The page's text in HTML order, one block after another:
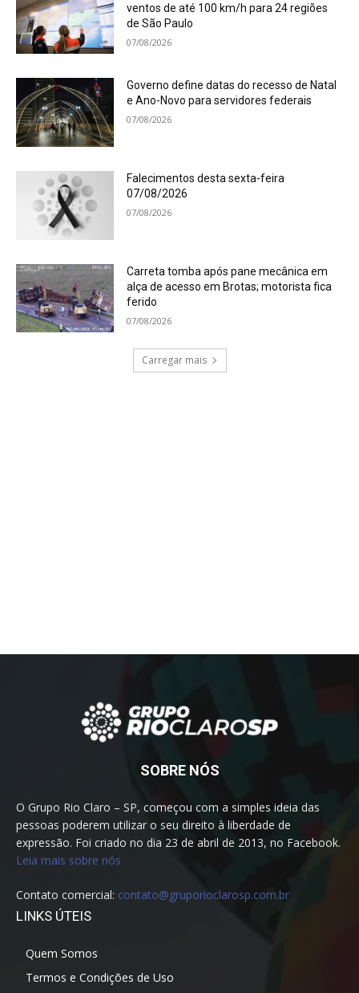
ventos de até 100 km/h para 24 regiões
de São Paulo
07/08/2026
Governo define datas do recesso de Natal
e Ano-Novo para servidores federais
07/08/2026
Falecimentos desta sexta-feira
07/08/2026
07/08/2026
Carreta tomba após pane mecânica em
alça de acesso em Brotas; motorista fica
ferido
07/08/2026
Carregar mais
SOBRE NÓS
O Grupo Rio Claro – SP, começou com a simples ideia das
pessoas poderem utilizar o seu direito à liberdade de
expressão. Foi criado no dia 23 de abril de 2013, no Facebook.
Leia mais sobre nós
Contato comercial: contato@gruporioclarosp.com.br
LINKS ÚTEIS
Quem Somos
Termos e Condições de Uso